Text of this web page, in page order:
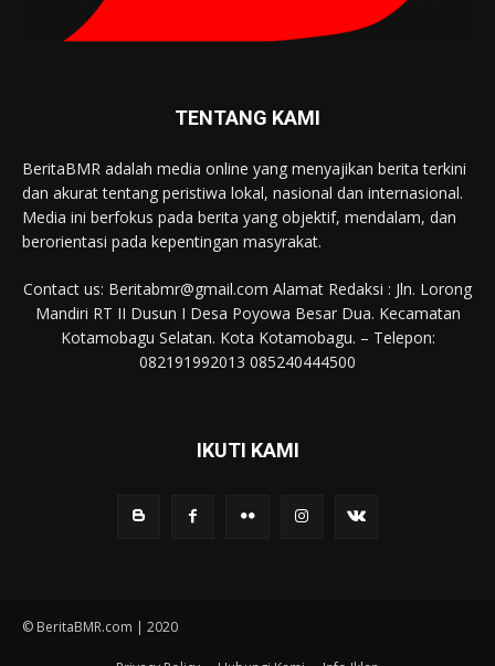
TENTANG KAMI
BeritaBMR adalah media online yang menyajikan berita terkini
dan akurat tentang peristiwa lokal, nasional dan internasional.
Media ini berfokus pada berita yang objektif, mendalam, dan
berorientasi pada kepentingan masyrakat.
Contact us: Beritabmr@gmail.com Alamat Redaksi : Jln. Lorong
Mandiri RT II Dusun I Desa Poyowa Besar Dua. Kecamatan
Kotamobagu Selatan. Kota Kotamobagu. – Telepon:
082191992013 085240444500
IKUTI KAMI
© BeritaBMR.com | 2020